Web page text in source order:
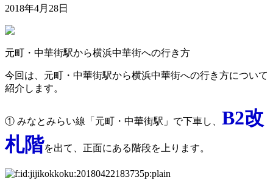
2018年4月28日
元町・中華街駅から横浜中華街への行き方
今回は、元町・中華街駅から横浜中華街への行き方について
紹介します。
① みなとみらい線「元町・中華街駅」で下車し、 B2改
札階を出て、正面にある階段を上ります。